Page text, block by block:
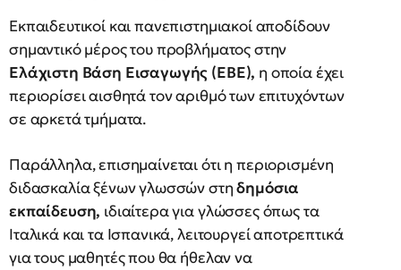
Εκπαιδευτικοί και πανεπιστημιακοί αποδίδουν
σημαντικό μέρος του προβλήματος στην
Ελάχιστη Βάση Εισαγωγής (ΕΒΕ), η οποία έχει
περιορίσει αισθητά τον αριθμό των επιτυχόντων
σε αρκετά τμήματα.
Παράλληλα, επισημαίνεται ότι η περιορισμένη
διδασκαλία ξένων γλωσσών στηδημόσια
εκπαίδευση, ιδιαίτερα για γλώσσες όπως τα
Ιταλικά και τα Ισπανικά, λειτουργεί αποτρεπτικά
για τους μαθητές που θα ήθελαν να